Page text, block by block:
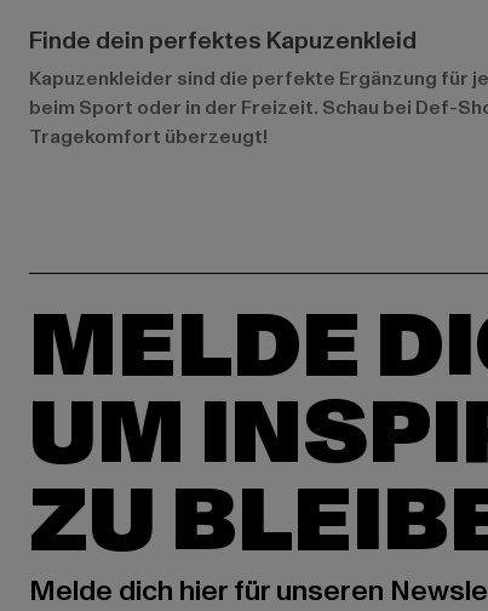
Finde dein perfektes Kapuzenkleid
Kapuzenkleider sind die perfekte Ergänzung für
beim Sport oder in der Freizeit. Schau bei Def-
Tragekomfort überzeugt!
MELDE
UM
ZU
Melde dich hier für unseren